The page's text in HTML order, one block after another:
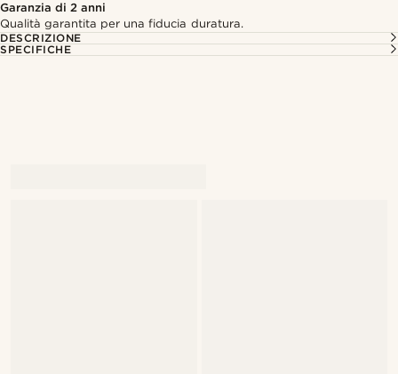
Garanzia di 2 anni
Qualità garantita per una fiducia duratura.
DESCRIZIONE
SPECIFICHE